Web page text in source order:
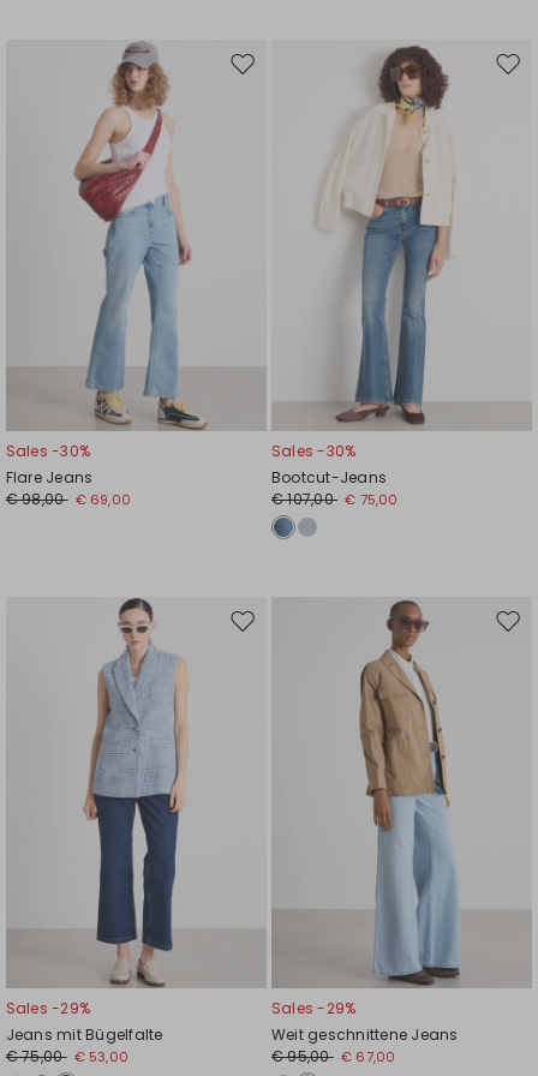
Auf
Sales -30%
Flare Jeans
€ 98,00 € 69,00
Auf
Sales -30%
Bootcut-Jeans
€ 107,00 € 75,00
Auf
Sales -29%
Jeans mit Bügelfalte
€ 75,00 € 53,00
Auf
Sales -29%
Weit geschnittene Jeans
€ 95,00 € 67,00